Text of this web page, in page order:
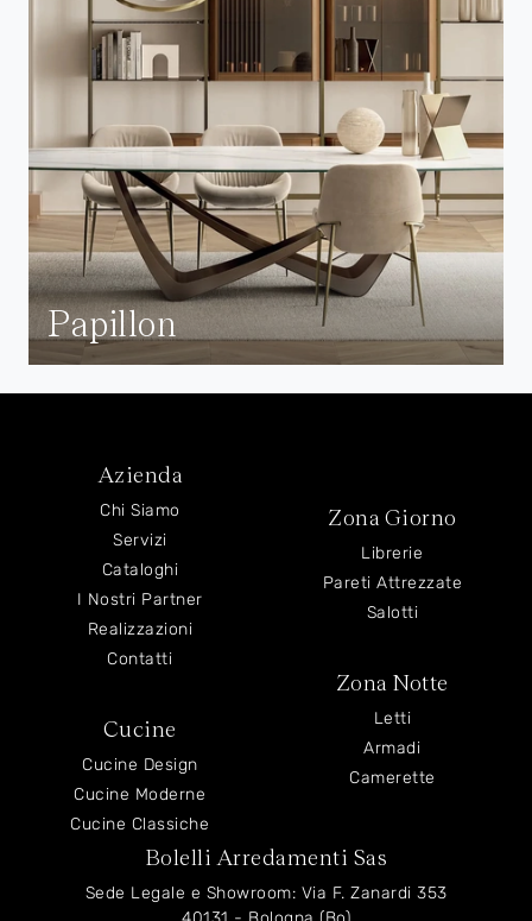
Papillon
Azienda
Chi Siamo
Servizi
Cataloghi
I Nostri Partner
Realizzazioni
Contatti
Cucine
Cucine Design
Cucine Moderne
Cucine Classiche
Zona Giorno
Librerie
Pareti Attrezzate
Salotti
Zona Notte
Letti
Armadi
Camerette
Bolelli Arredamenti Sas
Sede Legale e Showroom: Via F. Zanardi 353